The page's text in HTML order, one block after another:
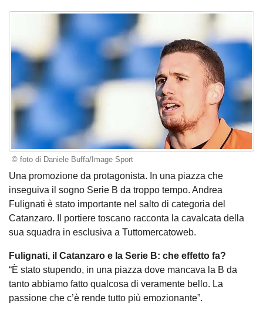
© foto di Daniele Buffa/Image Sport
Una promozione da protagonista. In una piazza che
inseguiva il sogno Serie B da troppo tempo. Andrea
Fulignati è stato importante nel salto di categoria del
Catanzaro. Il portiere toscano racconta la cavalcata della
sua squadra in esclusiva a Tuttomercatoweb.
Fulignati, il Catanzaro e la Serie B: che effetto fa?
“È stato stupendo, in una piazza dove mancava la B da
tanto abbiamo fatto qualcosa di veramente bello. La
passione che c’è rende tutto più emozionante”.